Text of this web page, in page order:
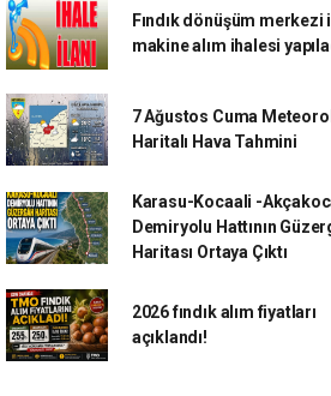
Fındık dönüşüm merkezi
makine alım ihalesi
7 Ağustos Cuma
Haritalı Hava Tahmini
Karasu-Kocaali -
Demiryolu Hattının
Haritası Ortaya Çıktı
2026 fındık alım fiyatları
açıklandı!